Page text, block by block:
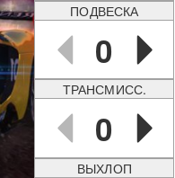
ПОДВЕСКА
0
ТРАНСМИСС.
0
ВЫХЛОП